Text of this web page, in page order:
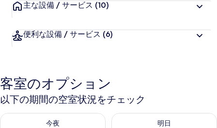
主な設備 / サービス (10)
便利な設備 / サービス (6)
客室のオプション
以下の期間の空室状況をチェック
今夜
今夜 8月 6 - 8月 7 の空室状況をチェック
明日
明日 8月 7 - 8月 8 の空室状況